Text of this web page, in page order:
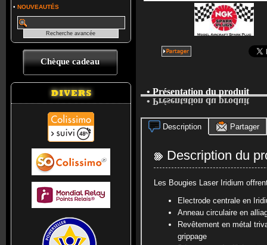
• NOUVEAUTÉS
Chèque cadeau
• Présentation du produit
• Présentation du produit
Description Partager
Description du
Les Bougies Laser Iridium
Electrode centrale en
Anneau circulaire en
Revêtement en métal
grippage